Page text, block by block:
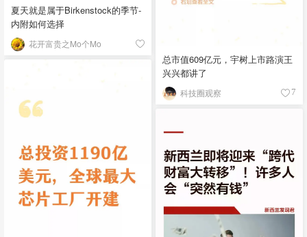
夏天就是属于Birkenstock的季节-
内附如何选择
花开富贵之Mo个Mo
总市值609亿元，宇树上市路演王
兴兴都讲了
科技圈观察 7